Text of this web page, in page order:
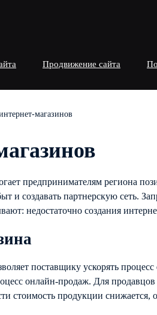
Продвижение сайта
магазинов
предпринимателям региона
и создавать партнерскую сеть.
недостаточно создания
поставщику ускорять
онлайн-продаж. Для
стоимость продукции